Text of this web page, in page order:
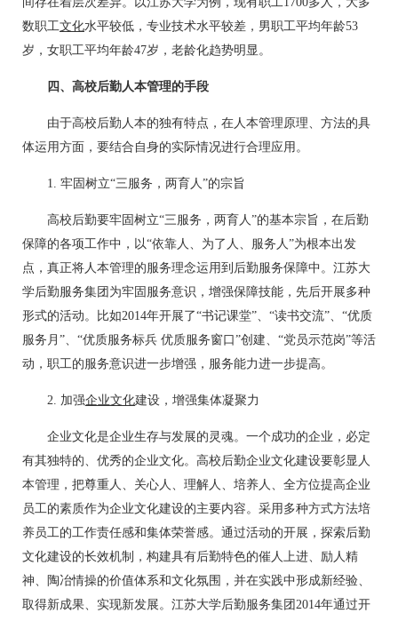
数职工文化水平较低，专业技术水平较差，男职工平均年龄53
岁，女职工平均年龄47岁，老龄化趋势明显。
四、高校后勤人本管理的手段
由于高校后勤人本的独有特点，在人本管理原理、方法的具
体运用方面，要结合自身的实际情况进行合理应用。
1. 牢固树立“三服务，两育人”的宗旨
高校后勤要牢固树立“三服务，两育人”的基本宗旨，在后勤
保障的各项工作中，以“依靠人、为了人、服务人”为根本出发
点，真正将人本管理的服务理念运用到后勤服务保障中。江苏大
学后勤服务集团为牢固服务意识，增强保障技能，先后开展多种
形式的活动。比如2014年开展了“书记课堂”、“读书交流”、“优质
服务月”、“优质服务标兵 优质服务窗口”创建、“党员示范岗”等活
动，职工的服务意识进一步增强，服务能力进一步提高。
2. 加强企业文化建设，增强集体凝聚力
企业文化是企业生存与发展的灵魂。一个成功的企业，必定
有其独特的、优秀的企业文化。高校后勤企业文化建设要彰显人
本管理，把尊重人、关心人、理解人、培养人、全方位提高企业
员工的素质作为企业文化建设的主要内容。采用多种方式方法培
养员工的工作责任感和集体荣誉感。通过活动的开展，探索后勤
文化建设的长效机制，构建具有后勤特色的催人上进、励人精
神、陶冶情操的价值体系和文化氛围，并在实践中形成新经验、
取得新成果、实现新发展。江苏大学后勤服务集团2014年通过开